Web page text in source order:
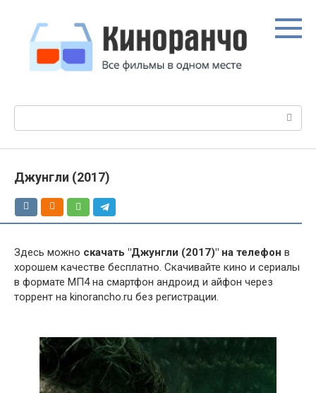
контенту
Джунгли (2017)
Здесь можно скачать "Джунгли (2017)" на телефон в
хорошем качестве бесплатно. Скачивайте кино и сериалы
в формате МП4 на смартфон андроид и айфон через
торрент на kinorancho.ru без регистрации.